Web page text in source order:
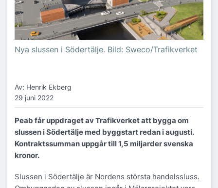
Nya slussen i Södertälje. Bild: Sweco/Trafikverket
Av: Henrik Ekberg
29 juni 2022
Peab får uppdraget av Trafikverket att bygga om
slussen i Södertälje med byggstart redan i augusti.
Kontraktssumman uppgår till 1,5 miljarder svenska
kronor.
Slussen i Södertälje är Nordens största handelssluss.